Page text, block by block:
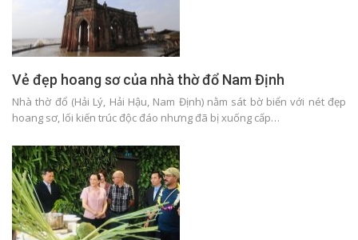
Vẻ đẹp hoang sơ của nhà thờ đổ Nam Định
Nhà thờ đổ (Hải Lý, Hải Hậu, Nam Định) nằm sát bờ biển với nét đẹp
hoang sơ, lối kiến trúc độc đáo nhưng đã bị xuống cấp…